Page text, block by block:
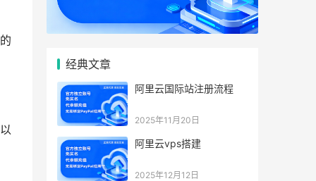
经典文章
阿里云国际站注册流程
2025年11月20日
阿里云vps搭建
2025年12月12日